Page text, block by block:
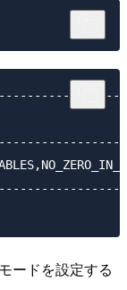
ードを設定する